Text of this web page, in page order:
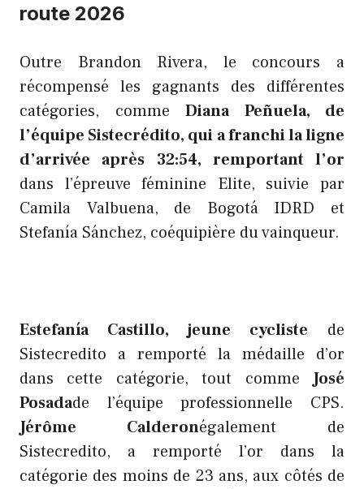
route 2026
Outre Brandon Rivera, le concours a
récompensé les gagnants des différentes
catégories, comme Diana Peñuela, de
l’équipe Sistecrédito, qui a franchi la ligne
d’arrivée après 32:54, remportant l’or
dans l’épreuve féminine Elite, suivie par
Camila Valbuena, de Bogotá IDRD et
Stefanía Sánchez, coéquipière du vainqueur.
Estefanía Castillo, jeune cycliste de
Sistecredito a remporté la médaille d’or
dans cette catégorie, tout commeJosé
Posadade l’équipe professionnelle CPS.
Jérôme Calderonégalement de
Sistecredito, a remporté l’or dans la
catégorie des moins de 23 ans, aux côtés de